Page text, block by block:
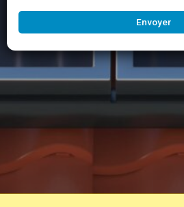
Envoyer